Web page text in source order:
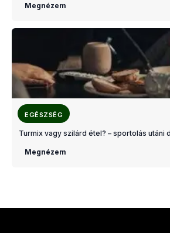
Megnézem
EGÉSZSÉG
Turmix vagy szilárd étel? – sportolás utáni
Megnézem